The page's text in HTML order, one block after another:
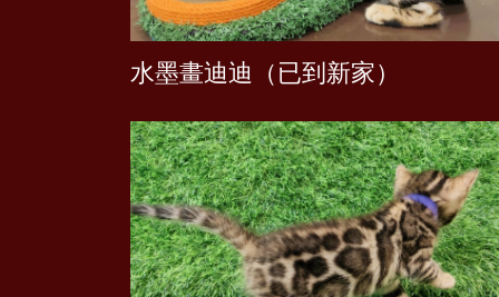
水墨畫迪迪（已到新家）